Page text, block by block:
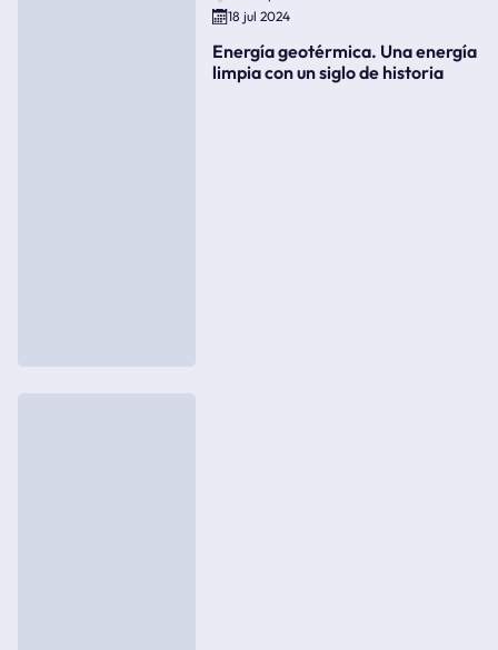
18 jul 2024
Energía geotérmica. Una energía
limpia con un siglo de historia